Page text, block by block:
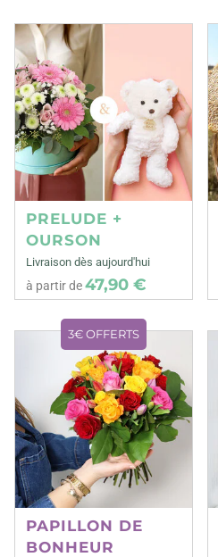
PRELUDE +
OURSON
Livraison dès aujourd'hui
à partir de47,90 €
3€ OFFERTS
PAPILLON DE
BONHEUR